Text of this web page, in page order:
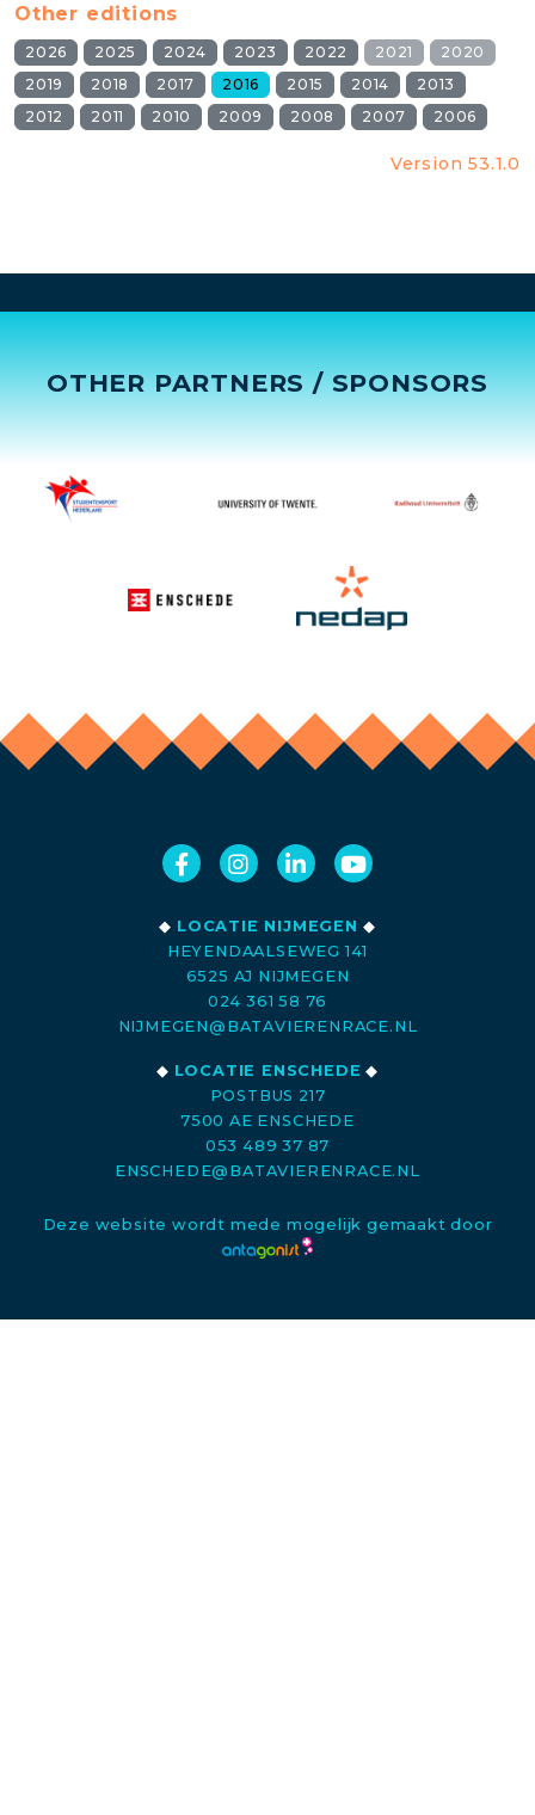
Other editions
2026 2025 2024 2023 2022 2021
2020
2019
2018 2017 2016 2015 2014
2013
2012
2011 2010 2009 2008 2007 2006
Version 53.1.0
OTHER PARTNERS / SPONSORS
◆ LOCATIE NIJMEGEN ◆
HEYENDAALSEWEG 141
6525 AJ NIJMEGEN
024 361 58 76
NIJMEGEN@BATAVIERENRACE.NL
◆ LOCATIE ENSCHEDE ◆
POSTBUS 217
7500 AE ENSCHEDE
053 489 37 87
ENSCHEDE@BATAVIERENRACE.NL
Deze website wordt mede mogelijk gemaakt door